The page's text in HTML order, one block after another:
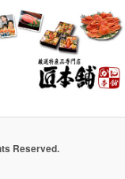
Reserved.